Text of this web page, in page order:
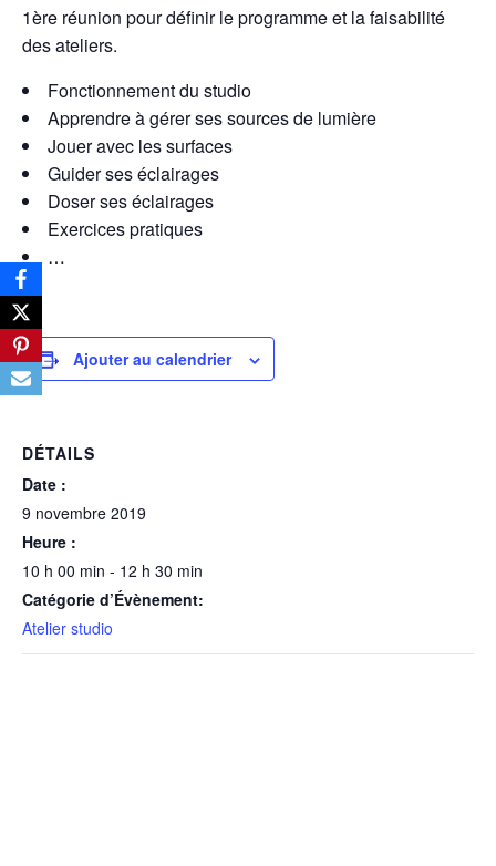
1ère réunion pour définir le programme et la faisabilité
des ateliers.
Fonctionnement du studio
Apprendre à gérer ses sources de lumière
Jouer avec les surfaces
Guider ses éclairages
Doser ses éclairages
Exercices pratiques
…
Ajouter au calendrier
DÉTAILS
Date :
9 novembre 2019
Heure :
10 h 00 min - 12 h 30 min
Catégorie d’Évènement:
Atelier studio